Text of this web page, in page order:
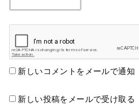
新しいコメントをメールで通知
新しい投稿をメールで受け取る